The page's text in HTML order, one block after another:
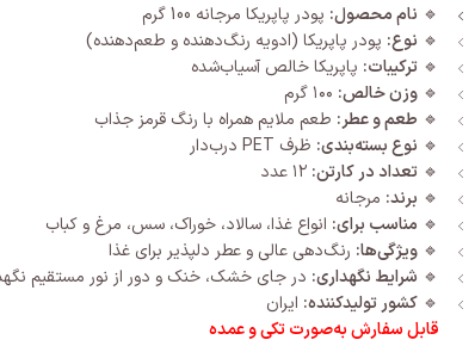
🔹 نام محصول: پودر پاپریکا مرجانه 100 گرم
🔹 نوع: پودر پاپریکا (ادویه رنگ‌دهنده و طعم‌دهنده)
🔹ترکیبات: پاپریکا خالص آسیاب‌شده
🔹وزن خالص:
🔹 طعم و عطر: طعم ملایم همراه با رنگ قرمز جذاب
🔹 نوع بسته‌بندی: ظرف PET درب‌دار
🔹تعداد در کارتن: ۱۲ عدد
🔹 برند: مرجانه
🔹 مناسب برای: انواع غذا، سالاد، خوراک، سس، مرغ و کباب
🔹ویژگی‌ها: رنگ‌دهی عالی و عطر دلپذیر برای غذا
🔹 شرایط نگهداری: در جای خشک، خنک و دور از نور مستقیم
🔹کشور تولیدکننده: ایران
قابل سفارش به‌صورت تکی و عمده